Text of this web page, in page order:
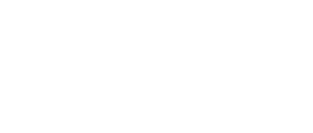
实现基层执法能力指标
标管理
精
灾活动
公司流程北川县工商局女职工
物资送往灾区